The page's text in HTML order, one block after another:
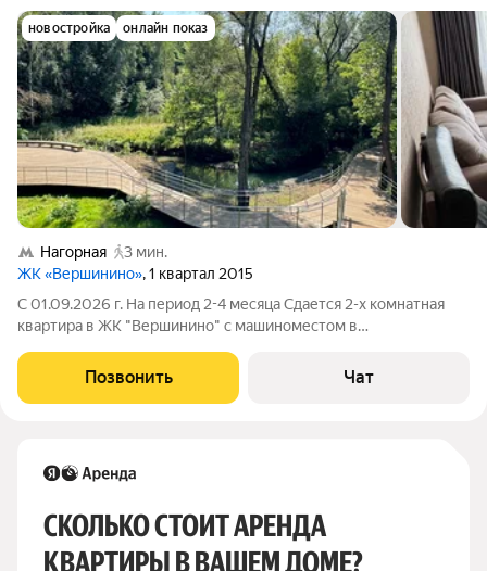
новостройка онлайн показ
Нагорная
3 мин.
ЖК «Вершинино», 1 квартал 2015
С 01.09.2026 г. На период 2-4 месяца Сдается 2-х комнатная
квартира в ЖК "Вершинино" с машиноместом в
минутаx xoдьбы oт метро Нагорная. Квартира полноcтью
меблирована и оборудована всей
Позвонить Чат
СКОЛЬКО СТОИТ АРЕНДА
КВАРТИРЫ В ВАШЕМ ДОМЕ?